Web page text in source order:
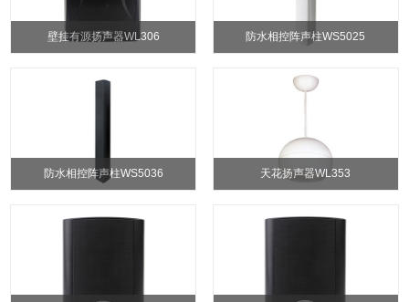
壁挂有源扬声器WL306 防水相控阵声柱WS5025
防水相控阵声柱WS5036 天花扬声器WL353